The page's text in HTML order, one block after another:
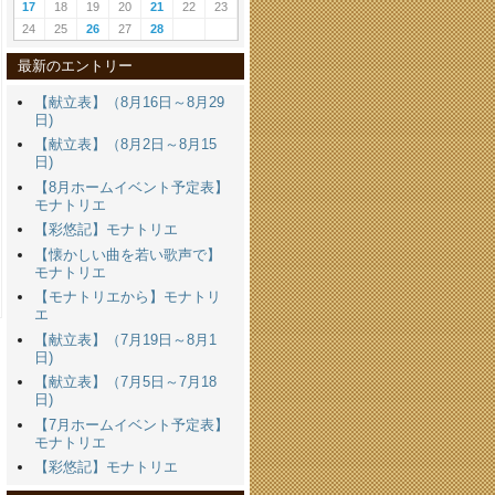
17 18 19 20 21 22
23
24
25 26 27 28
最新のエントリー
【献立表】（8月16日～8月29
日)
【献立表】（8月2日～8月15
日)
【8月ホームイベント予定表】
モナトリエ
【彩悠記】モナトリエ
【懐かしい曲を若い歌声で】
モナトリエ
【モナトリエから】モナトリ
エ
【献立表】（7月19日～8月1
日)
【献立表】（7月5日～7月18
日)
【7月ホームイベント予定表】
モナトリエ
【彩悠記】モナトリエ